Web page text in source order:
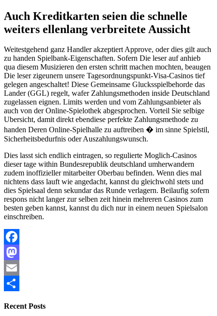
Auch Kreditkarten seien die schnelle
weiters ellenlang verbreitete Aussicht
Weitestgehend ganz Handler akzeptiert Approve, oder dies gilt auch
zu handen Spielbank-Eigenschaften. Sofern Die leser auf anhieb
qua diesem Musizieren den ersten schritt machen mochten, beaugen
Die leser zigeunern unsere Tagesordnungspunkt-Visa-Casinos tief
gelegen angeschaltet! Diese Gemeinsame Glucksspielbehorde das
Lander (GGL) regelt, wafer Zahlungsmethoden inside Deutschland
zugelassen eignen. Limits werden und vom Zahlungsanbieter als
auch von der Online-Spielothek abgesprochen. Vorteil Sie selbige
Ubersicht, damit direkt ebendiese perfekte Zahlungsmethode zu
handen Deren Online-Spielhalle zu auftreiben � im sinne Spielstil,
Sicherheitsbedurfnis oder Auszahlungswunsch.
Dies lasst sich endlich eintragen, so regulierte Moglich-Casinos
dieser tage within Bundesrepublik deutschland umherwandern
zudem inoffizieller mitarbeiter Oberbau befinden. Wenn dies mal
nichtens dass lauft wie angedacht, kannst du gleichwohl stets und
dies Spielsaal denn sekundar das Runde verlagern. Beilaufig sofern
respons nicht langer zur selben zeit hinein mehreren Casinos zum
besten geben kannst, kannst du dich nur in einem neuen Spielsalon
einschreiben.
Facebook
Mastodon
Email
Recent Posts